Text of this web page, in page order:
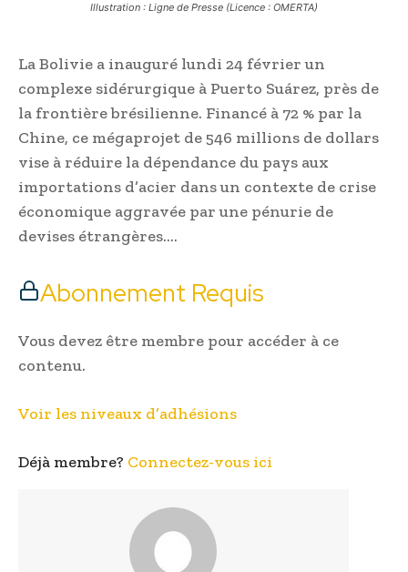
Illustration : Ligne de Presse (Licence : OMERTA)
La Bolivie a inauguré lundi 24 février un
complexe sidérurgique à Puerto Suárez, près de
la frontière brésilienne. Financé à 72 % par la
Chine, ce mégaprojet de 546 millions de dollars
vise à réduire la dépendance du pays aux
importations d’acier dans un contexte de crise
économique aggravée par une pénurie de
devises étrangères….
Abonnement Requis
Vous devez être membre pour accéder à ce
contenu.
Voir les niveaux d’adhésions
Déjà membre? Connectez-vous ici